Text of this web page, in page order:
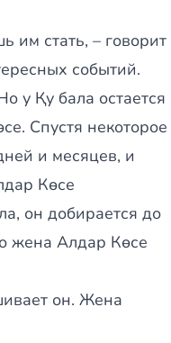
стать, – говорит
событий.
у Қу бала остается
Спустя некоторое
и месяцев, и
Көсе
он добирается до
жена Алдар Көсе
он. Жена